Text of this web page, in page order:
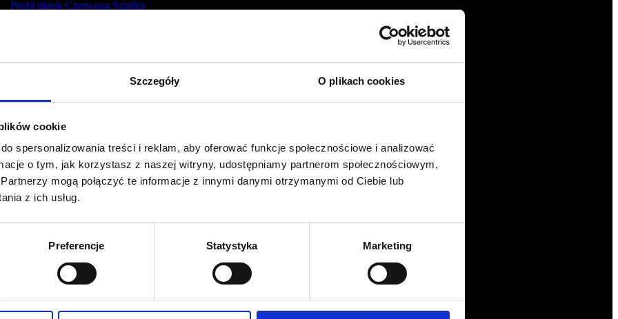
Szczegóły O plikach cookies
cookie
spersonalizowania treści i reklam, aby oferować funkcje społecznościowe i analizować
o tym, jak korzystasz z naszej witryny, udostępniamy partnerom społecznościowym,
mogą połączyć te informacje z innymi danymi otrzymanymi od Ciebie lub
z ich usług.
Preferencje Statystyka Marketing
Profil tiktok Czerwona Szpilka
+48 577 333 077
NUMER KONTA DO WPŁAT:
81 1090 2398 0000 0001 0191 1368
CZERWONA SZPILKA
Na Polance 16A lok.9